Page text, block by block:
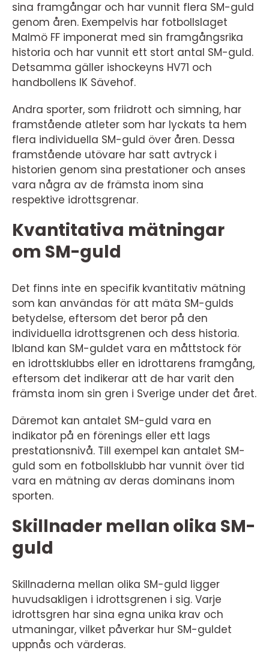
sina framgångar och har vunnit flera SM-guld
genom åren. Exempelvis har fotbollslaget
Malmö FF imponerat med sin framgångsrika
historia och har vunnit ett stort antal SM-guld.
Detsamma gäller ishockeyns HV71 och
handbollens IK Sävehof.
Andra sporter, som friidrott och simning, har
framstående atleter som har lyckats ta hem
flera individuella SM-guld över åren. Dessa
framstående utövare har satt avtryck i
historien genom sina prestationer och anses
vara några av de främsta inom sina
respektive idrottsgrenar.
Kvantitativa mätningar
om SM-guld
Det finns inte en specifik kvantitativ mätning
som kan användas för att mäta SM-gulds
betydelse, eftersom det beror på den
individuella idrottsgrenen och dess historia.
Ibland kan SM-guldet vara en måttstock för
en idrottsklubbs eller en idrottarens framgång,
eftersom det indikerar att de har varit den
främsta inom sin gren i Sverige under det året.
Däremot kan antalet SM-guld vara en
indikator på en förenings eller ett lags
prestationsnivå. Till exempel kan antalet SM-
guld som en fotbollsklubb har vunnit över tid
vara en mätning av deras dominans inom
sporten.
Skillnader mellan olika SM-
guld
Skillnaderna mellan olika SM-guld ligger
huvudsakligen i idrottsgrenen i sig. Varje
idrottsgren har sina egna unika krav och
utmaningar, vilket påverkar hur SM-guldet
uppnås och värderas.